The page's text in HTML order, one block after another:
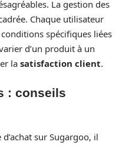
La gestion des
Chaque utilisateur
spécifiques liées
d’un produit à un
la satisfaction client.
: conseils
sur Sugargoo, il